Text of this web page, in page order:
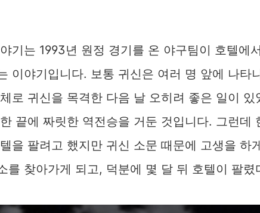
기는 1993년 원정 경기를 온 야구팀이 호텔에
이야기입니다. 보통 귀신은 여러 명 앞에 나타
로 귀신을 목격한 다음 날 오히려 좋은 일이 있
끝에 짜릿한 역전승을 거둔 것입니다. 그런데
을 팔려고 했지만 귀신 소문 때문에 고생을 하
를 찾아가게 되고, 덕분에 몇 달 뒤 호텔이 팔렸